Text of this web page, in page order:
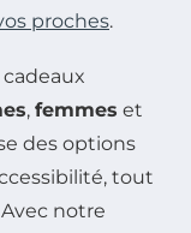
proches.
, femmes et
des options
tout
notre